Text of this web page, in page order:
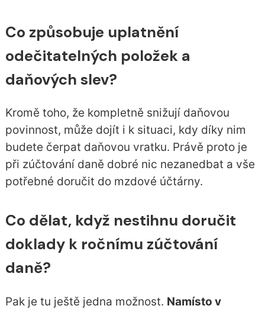
Co způsobuje uplatnění
odečitatelných položek a
daňových slev?
Kromě toho, že kompletně snižují daňovou
povinnost, může dojít i k situaci, kdy díky nim
budete čerpat daňovou vratku. Právě proto je
při zúčtování daně dobré nic nezanedbat a vše
potřebné doručit do mzdové účtárny.
Co dělat, když nestihnu doručit
doklady k ročnímu zúčtování
daně?
Pak je tu ještě jedna možnost. Namísto v